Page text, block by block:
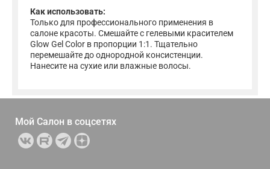
Как использовать:
Только для профессионального применения в
салоне красоты. Смешайте с гелевыми красителем
Glow Gel Color в пропорции 1:1. Тщательно
перемешайте до однородной консистенции.
Нанесите на сухие или влажные волосы.
Мой Салон в соцсетях